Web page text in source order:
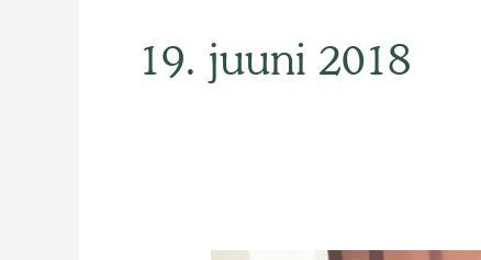
19. juuni 2018